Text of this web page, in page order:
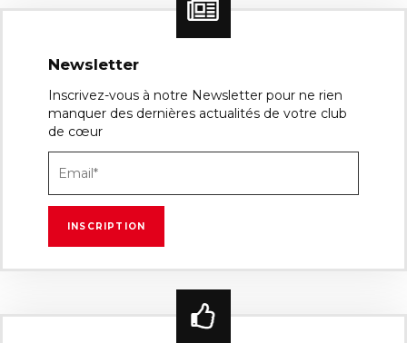
Newsletter
Inscrivez-vous à notre Newsletter pour ne rien
manquer des dernières actualités de votre club
de cœur